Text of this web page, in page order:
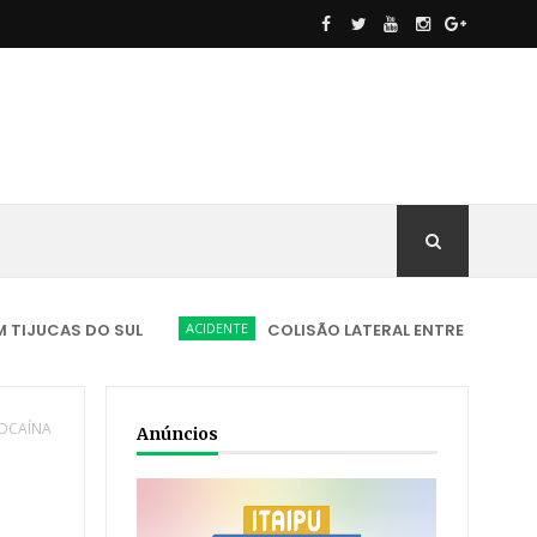
DO SUL ACIDENTE COLISÃO LATERAL ENTRE CARRO E
Anúncios